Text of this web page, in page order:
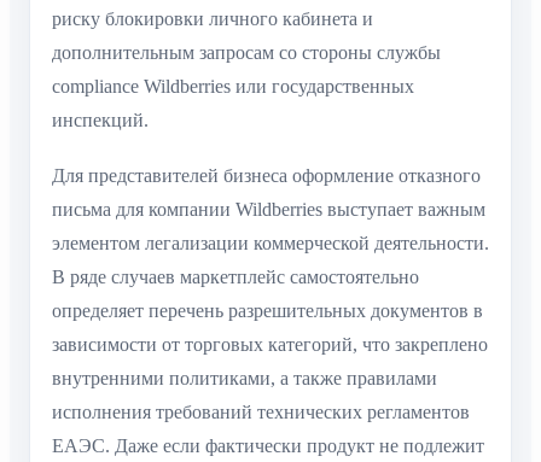
риску блокировки личного кабинета и
дополнительным запросам со стороны службы
compliance Wildberries или государственных
инспекций.
Для представителей бизнеса оформление отказного
письма для компании Wildberries выступает важным
элементом легализации коммерческой деятельности.
В ряде случаев маркетплейс самостоятельно
определяет перечень разрешительных документов в
зависимости от торговых категорий, что закреплено
внутренними политиками, а также правилами
исполнения требований технических регламентов
ЕАЭС. Даже если фактически продукт не подлежит